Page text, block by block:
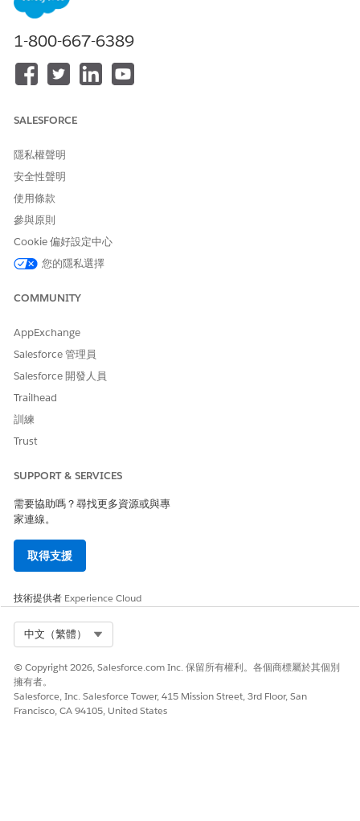
侵的風險。
設定 Salesforce 組織使用者可用的 MFA 驗證方法
Salesforce 支援多種 MFA 驗證方法,以便使用者在登入或裝置
啟用期間驗證其身分。
1-800-667-6389
SALESFORCE
隱私權聲明
安全性聲明
使用條款
參與原則
Cookie 偏好設定中心
您的隱私選擇
COMMUNITY
AppExchange
Salesforce 管理員
Salesforce 開發人員
Trailhead
訓練
Trust
SUPPORT & SERVICES
需要協助嗎？尋找更多資源或與專
家連線。
取得支援
技術提供者 Experience Cloud
中文（繁體）
© Copyright 2026, Salesforce.com Inc. 保留所有權利。各個商標屬於其個別
擁有者。
Salesforce, Inc. Salesforce Tower, 415 Mission Street, 3rd Floor, San
Francisco, CA 94105, United States